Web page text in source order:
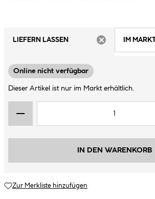
LIEFERN LASSEN
IM
Online nicht verfügbar
Dieser Artikel ist nur im Markt erhältlich.
IN DEN WARENKORB
Zur Merkliste hinzufügen